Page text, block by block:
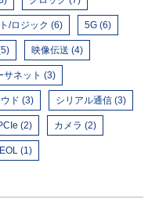
/ロジック (6) 5G (6)
映像伝送 (4)
サネット (3)
ド (3) シリアル通信 (3)
(2) カメラ (2)
EOL (1)